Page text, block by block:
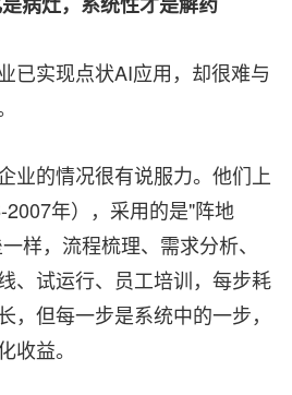
已实现点状AI应用，却很难与
业的情况很有说服力。他们上
年），采用的是"阵地
样，流程梳理、需求分析、
、试运行、员工培训，每步耗
，但每一步是系统中的一步，
收益。